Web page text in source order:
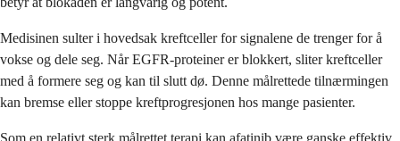
Medisinen sulter i hovedsak kreftceller for signalene de trenger for å
vokse og dele seg. Når EGFR-proteiner er blokkert, sliter kreftceller
med å formere seg og kan til slutt dø. Denne målrettede tilnærmingen
kan bremse eller stoppe kreftprogresjonen hos mange pasienter.
Som en relativt sterk målrettet terapi kan afatinib være ganske effektiv,